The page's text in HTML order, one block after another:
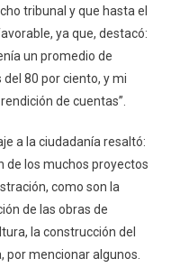
tribunal y que hasta el
ya que, destacó:
un promedio de
80 por ciento, y mi
de cuentas”.
a la ciudadanía resaltó:
de los muchos proyectos
como son la
de las obras de
la construcción del
mencionar algunos.